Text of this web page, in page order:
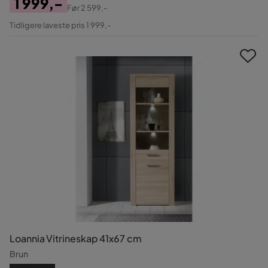
Pris
Original
Før2 599,-
Tidligere laveste pris 1 999,-
Loannia Vitrineskap 41x67 cm
Brun